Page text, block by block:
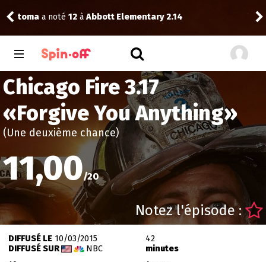
toma a noté 12 àAbbott Elementary 2.14
Chicago Fire 3.17
«Forgive You Anything»
(Une deuxième chance)
11,00/20
Notez l'épisode :
DIFFUSÉ LE10/03/2015
DIFFUSÉ SUR
NBC
42
minutes